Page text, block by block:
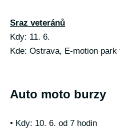
Sraz veteránů
Kdy: 11. 6.
Kde: Ostrava, E-motion park
Auto moto burzy
• Kdy: 10. 6. od 7 hodin